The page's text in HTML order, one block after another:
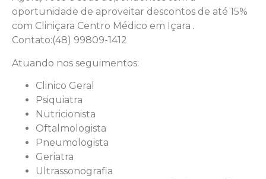
oportunidade de aproveitar descontos de até 15%
com Cliniçara Centro Médico em Içara .
Contato:(48) 99809-1412
Atuando nos seguimentos:
Clinico Geral
Psiquiatra
Nutricionista
Oftalmologista
Pneumologista
Geriatra
Ultrassonografia